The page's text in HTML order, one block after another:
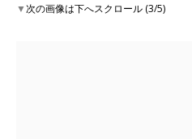
▼次の画像は下へスクロール (3/5)